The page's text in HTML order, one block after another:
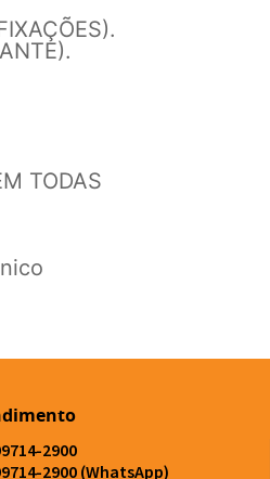
TODAS
2900
2900 (WhatsApp)